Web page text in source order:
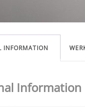
INFORMATION
Information